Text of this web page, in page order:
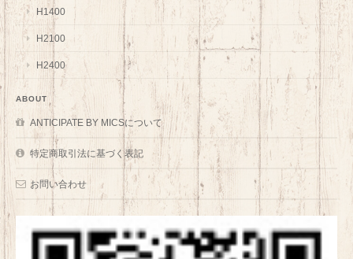
H1400
H2100
H2400
ABOUT
ANTICIPATE BY MICSについて
特定商取引法に基づく表記
お問い合わせ